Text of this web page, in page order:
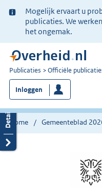
Ter
informatie:
Mogelijk ervaart u
publicaties. We
het ongemak.
U
bent
nu
hier:
Publicaties Officiële
Inloggen
Home Gemeenteblad